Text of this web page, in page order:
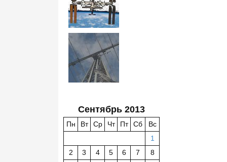
Сентябрь 2013
Пн Вт Ср Чт Пт Сб
Вс
1
2
3 4 5 6 7 8